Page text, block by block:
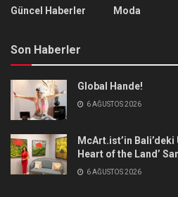
Güncel Haberler
Moda
Son Haberler
Global Hande!
6 AĞUSTOS 2026
McArt.ist’in
Heart of the Land’
6 AĞUSTOS 2026